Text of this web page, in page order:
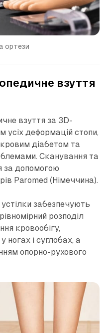
ортези
взуття
взуття за 3D-
усіх деформацій стопи,
діабетом та
Сканування та
за допомогою
Paromed (Німеччина).
устілки забезпечують
розподіл
кровообігу,
ногах і суглобах, а
опорно-рухового